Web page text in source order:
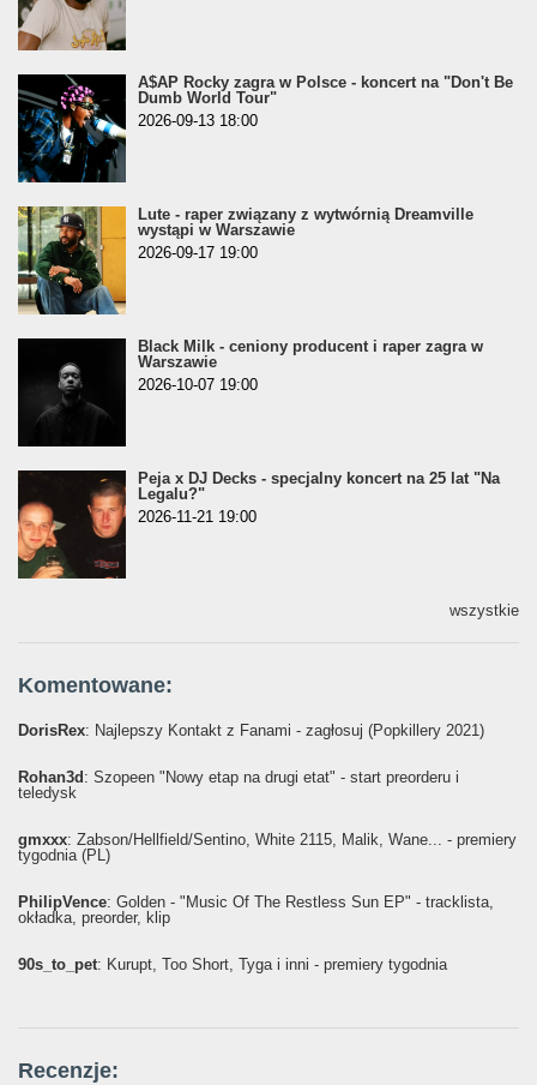
A$AP Rocky zagra w Polsce - koncert na "Don't Be
Dumb World Tour"
2026-09-13 18:00
Lute - raper związany z wytwórnią Dreamville
wystąpi w Warszawie
2026-09-17 19:00
Black Milk - ceniony producent i raper zagra w
Warszawie
2026-10-07 19:00
Peja x DJ Decks - specjalny koncert na 25 lat "Na
Legalu?"
2026-11-21 19:00
wszystkie
Komentowane:
DorisRex: Najlepszy Kontakt z Fanami - zagłosuj (Popkillery 2021)
Rohan3d : Szopeen "Nowy etap na drugi etat" - start preorderu i
teledysk
gmxxx: Żabson/Hellfield/Sentino, White 2115, Malik, Wane... - premiery
tygodnia (PL)
PhilipVence: Golden - "Music Of The Restless Sun EP" - tracklista,
okładka, preorder, klip
90s_to_pet: Kurupt, Too Short, Tyga i inni - premiery tygodnia
Recenzje: